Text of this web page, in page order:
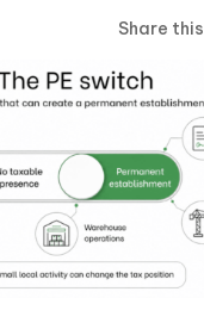
Share this